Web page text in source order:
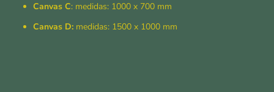
Canvas C: medidas: 1000 x 700 mm
Canvas D: medidas: 1500 x 1000 mm